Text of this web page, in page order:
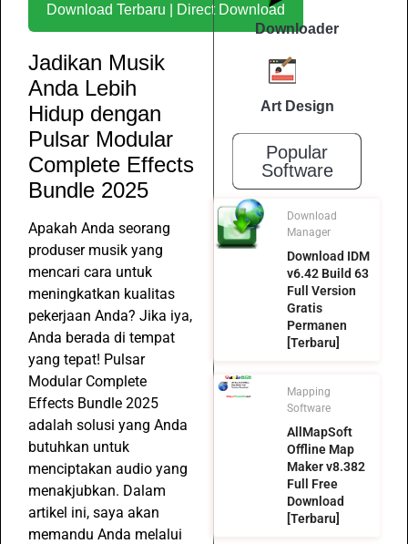
Download Terbaru | Direct Download
Jadikan Musik
Anda Lebih
Hidup dengan
Pulsar Modular
Complete Effects
Bundle 2025
Apakah Anda seorang
produser musik yang
mencari cara untuk
meningkatkan kualitas
pekerjaan Anda? Jika iya,
Anda berada di tempat
yang tepat! Pulsar
Modular Complete
Effects Bundle 2025
adalah solusi yang Anda
butuhkan untuk
menciptakan audio yang
menakjubkan. Dalam
artikel ini, saya akan
memandu Anda melalui
Downloader
Art Design
Popular
Software
Download
Manager
Download IDM
v6.42 Build 63
Full Version
Gratis
Permanen
[Terbaru]
Mapping
Software
AllMapSoft
Offline Map
Maker v8.382
Full Free
Download
[Terbaru]